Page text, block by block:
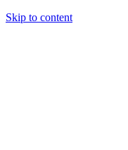
Skip to content